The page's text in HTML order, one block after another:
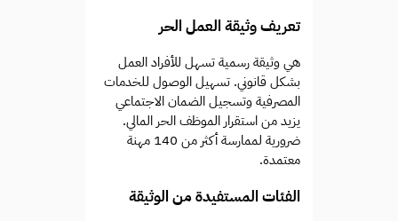
تعريف وثيقة العمل الحر
هي وثيقة رسمية تسهل للأفراد العمل
بشكل قانوني. تسهيل الوصول للخدمات
المصرفية وتسجيل الضمان الاجتماعي
يزيد من استقرار الموظف الحر المالي.
ضرورية لممارسة أكثر من 140 مهنة
معتمدة.
الفئات المستفيدة من الوثيقة